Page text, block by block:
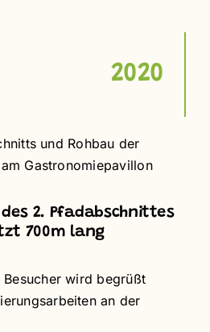
2020
und Rohbau der
Gastronomiepavillon
2. Pfadabschnittes
700m lang
wird begrüßt
an der